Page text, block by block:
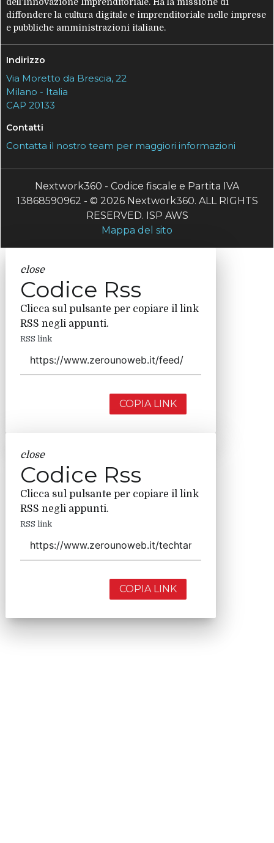
diffondere la cultura digitale e imprenditoriale nelle imprese
e pubbliche amministrazioni italiane.
Indirizzo
Via Moretto da Brescia, 22
Milano - Italia
CAP 20133
Contatti
Contatta il nostro team per maggiori informazioni
Nextwork360 - Codice fiscale e Partita IVA
13868590962 - © 2026 Nextwork360. ALL RIGHTS
RESERVED. ISP AWS
Mappa del sito
close
Codice Rss
Clicca sul pulsante per copiare il link
RSS negli appunti.
RSS link
COPIA LINK
close
Codice Rss
Clicca sul pulsante per copiare il link
RSS negli appunti.
RSS link
COPIA LINK